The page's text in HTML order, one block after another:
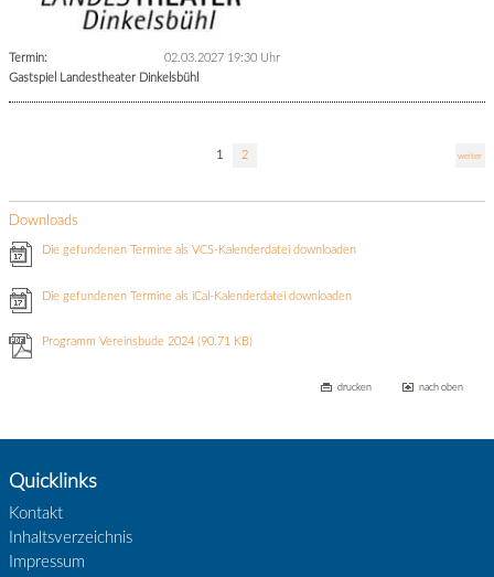
Termin:
02.03.2027 19:30 Uhr
Gastspiel Landestheater Dinkelsbühl
1 2 weiter
Downloads
Die gefundenen Termine als VCS-Kalenderdatei downloaden
Die gefundenen Termine als iCal-Kalenderdatei downloaden
Programm Vereinsbude 2024(90.71 KB)
drucken nach oben
Quicklinks
Kontakt
Inhaltsverzeichnis
Impressum